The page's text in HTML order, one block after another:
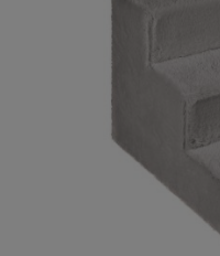
Ramka na zdjęcia 30 x